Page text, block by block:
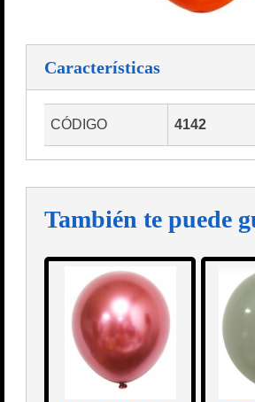
Características
CÓDIGO 4142
También te puede